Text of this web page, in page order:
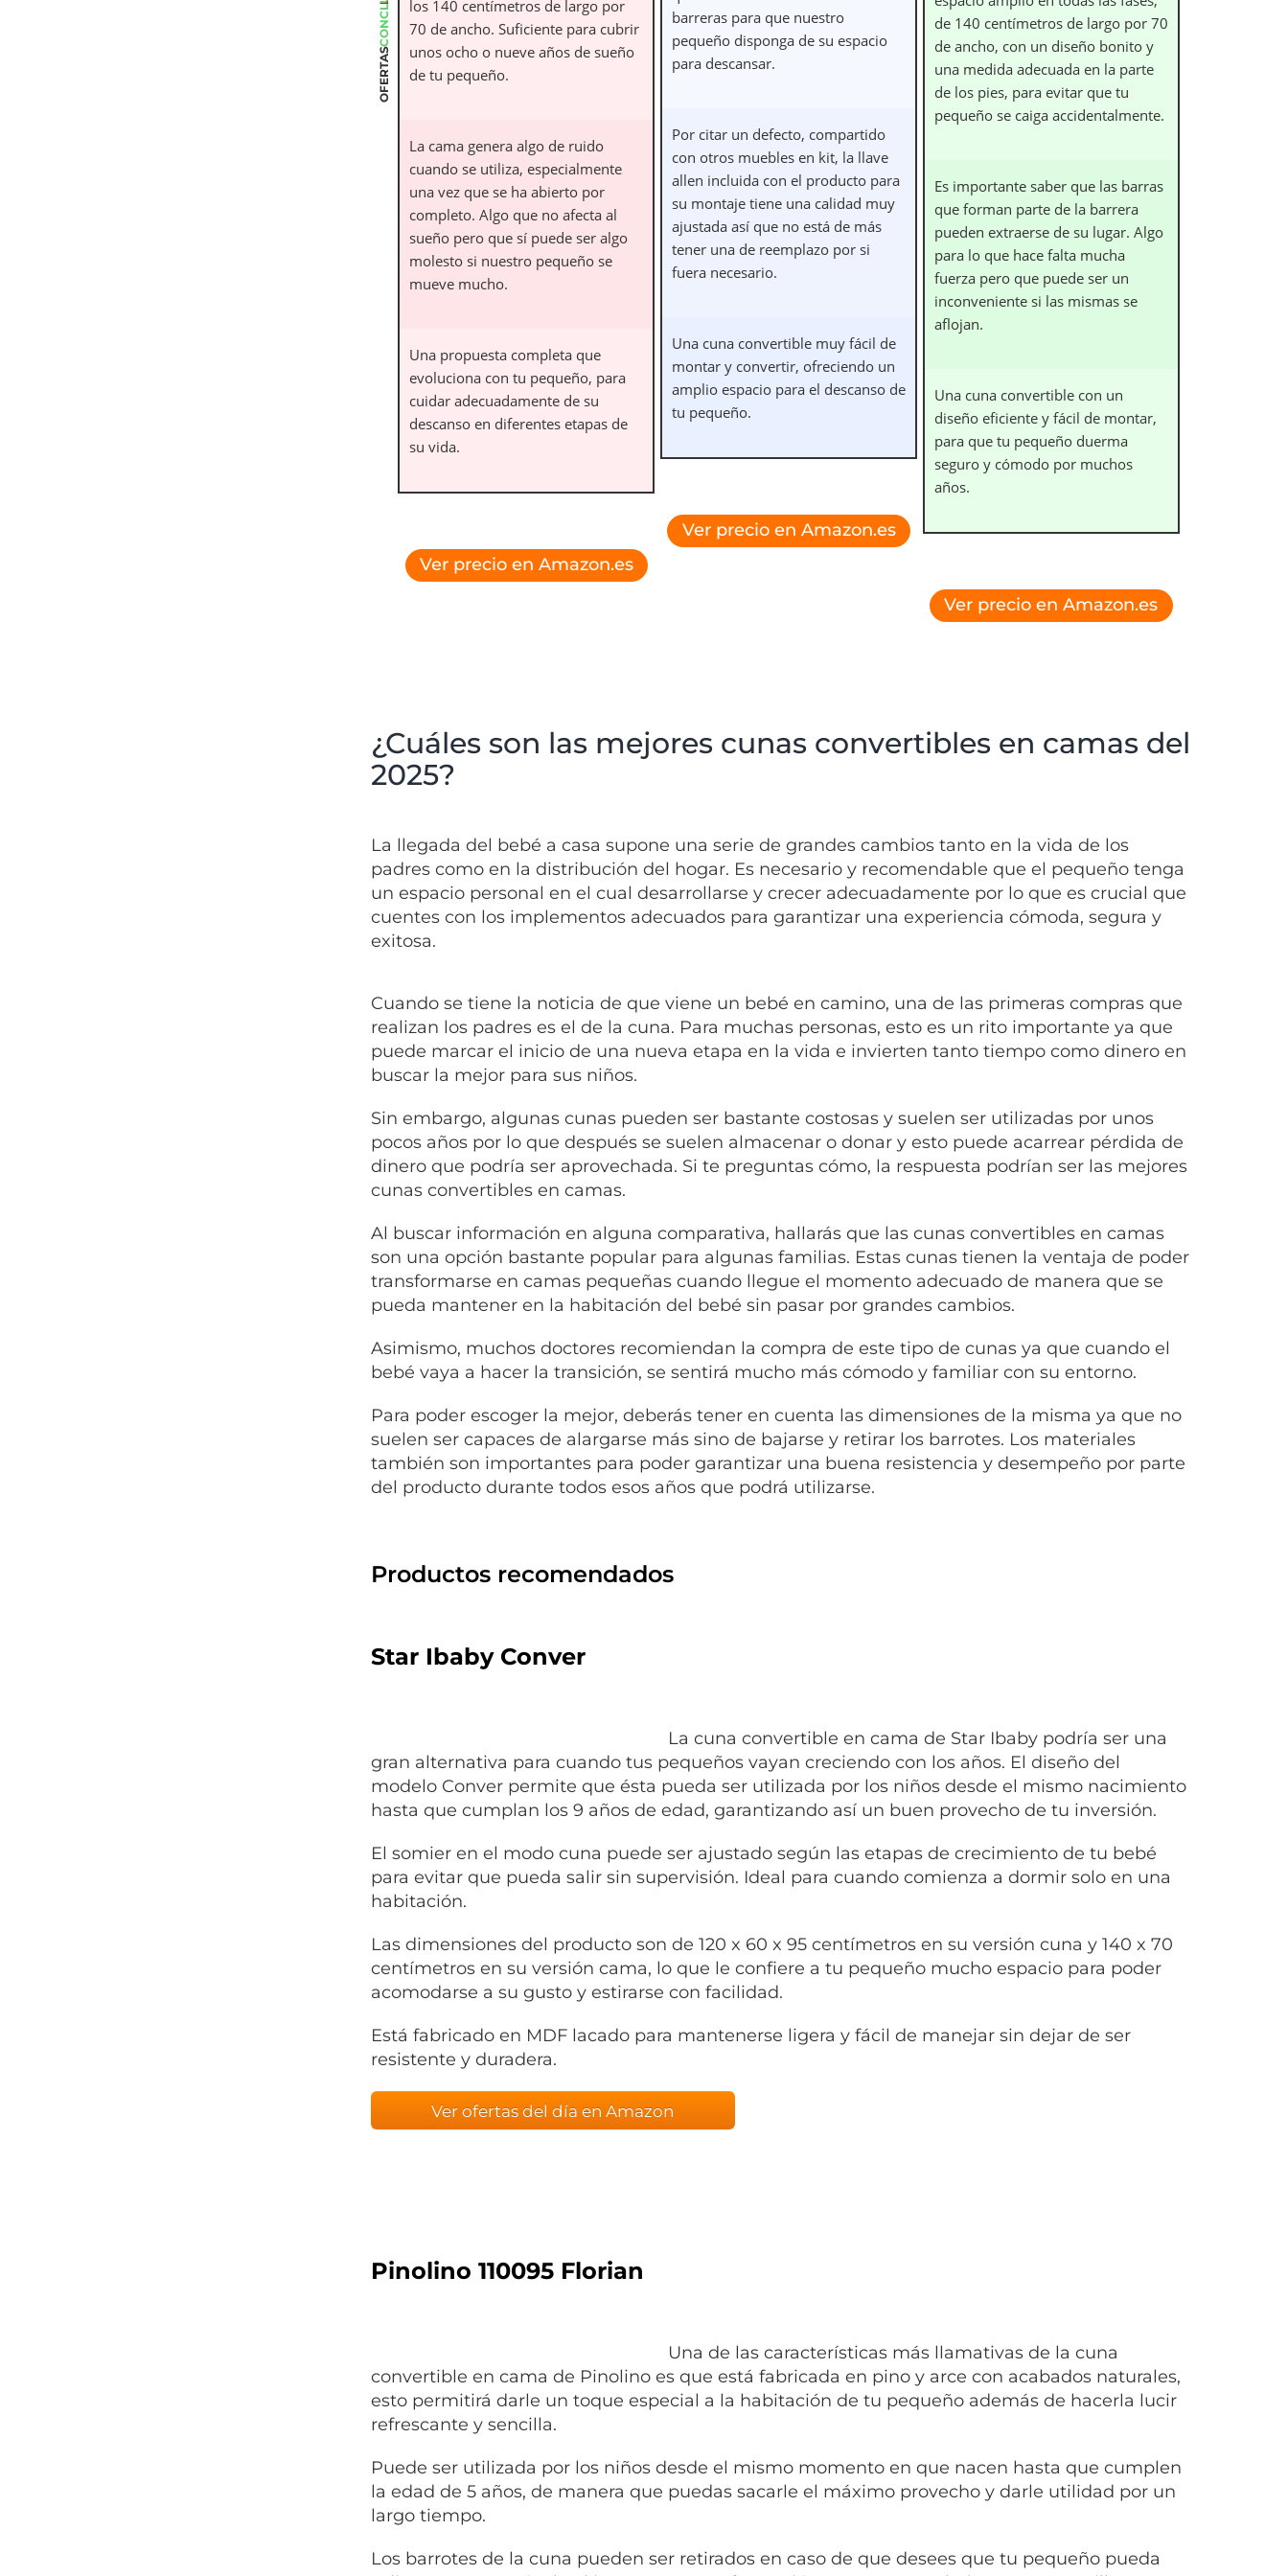
OFERTAS
los 140 centímetros de largo por
70 de ancho. Suficiente para cubrir
unos ocho o nueve años de sueño
de tu pequeño.
La cama genera algo de ruido
cuando se utiliza, especialmente
una vez que se ha abierto por
completo. Algo que no afecta al
sueño pero que sí puede ser algo
molesto si nuestro pequeño se
mueve mucho.
Una propuesta completa que
evoluciona con tu pequeño, para
cuidar adecuadamente de su
descanso en diferentes etapas de
su vida.
Ver precio en Amazon.es
barreras para que nuestro
pequeño disponga de su espacio
para descansar.
Por citar un defecto, compartido
con otros muebles en kit, la llave
allen incluida con el producto para
su montaje tiene una calidad muy
ajustada así que no está de más
tener una de reemplazo por si
fuera necesario.
Una cuna convertible muy fácil de
montar y convertir, ofreciendo un
amplio espacio para el descanso de
tu pequeño.
Ver precio en Amazon.es
de 140 centímetros de largo por 70
de ancho, con un diseño bonito y
una medida adecuada en la parte
de los pies, para evitar que tu
pequeño se caiga accidentalmente.
Es importante saber que las barras
que forman parte de la barrera
pueden extraerse de su lugar. Algo
para lo que hace falta mucha
fuerza pero que puede ser un
inconveniente si las mismas se
aflojan.
Una cuna convertible con un
diseño eficiente y fácil de montar,
para que tu pequeño duerma
seguro y cómodo por muchos
años.
Ver precio en Amazon.es
¿Cuáles son las mejores cunas convertibles en camas del
2025?
La llegada del bebé a casa supone una serie de grandes cambios tanto en la vida de los
padres como en la distribución del hogar. Es necesario y recomendable que el pequeño tenga
un espacio personal en el cual desarrollarse y crecer adecuadamente por lo que es crucial que
cuentes con los implementos adecuados para garantizar una experiencia cómoda, segura y
exitosa.
Cuando se tiene la noticia de que viene un bebé en camino, una de las primeras compras que
realizan los padres es el de la cuna. Para muchas personas, esto es un rito importante ya que
puede marcar el inicio de una nueva etapa en la vida e invierten tanto tiempo como dinero en
buscar la mejor para sus niños.
Sin embargo, algunas cunas pueden ser bastante costosas y suelen ser utilizadas por unos
pocos años por lo que después se suelen almacenar o donar y esto puede acarrear pérdida de
dinero que podría ser aprovechada. Si te preguntas cómo, la respuesta podrían ser las mejores
cunas convertibles en camas.
Al buscar información en alguna comparativa, hallarás que las cunas convertibles en camas
son una opción bastante popular para algunas familias. Estas cunas tienen la ventaja de poder
transformarse en camas pequeñas cuando llegue el momento adecuado de manera que se
pueda mantener en la habitación del bebé sin pasar por grandes cambios.
Asimismo, muchos doctores recomiendan la compra de este tipo de cunas ya que cuando el
bebé vaya a hacer la transición, se sentirá mucho más cómodo y familiar con su entorno.
Para poder escoger la mejor, deberás tener en cuenta las dimensiones de la misma ya que no
suelen ser capaces de alargarse más sino de bajarse y retirar los barrotes. Los materiales
también son importantes para poder garantizar una buena resistencia y desempeño por parte
del producto durante todos esos años que podrá utilizarse.
Productos recomendados
Star Ibaby Conver
La cuna convertible en cama de Star Ibaby podría ser una
gran alternativa para cuando tus pequeños vayan creciendo con los años. El diseño del
modelo Conver permite que ésta pueda ser utilizada por los niños desde el mismo nacimiento
hasta que cumplan los 9 años de edad, garantizando así un buen provecho de tu inversión.
El somier en el modo cuna puede ser ajustado según las etapas de crecimiento de tu bebé
para evitar que pueda salir sin supervisión. Ideal para cuando comienza a dormir solo en una
habitación.
Las dimensiones del producto son de 120 x 60 x 95 centímetros en su versión cuna y 140 x 70
centímetros en su versión cama, lo que le confiere a tu pequeño mucho espacio para poder
acomodarse a su gusto y estirarse con facilidad.
Está fabricado en MDF lacado para mantenerse ligera y fácil de manejar sin dejar de ser
resistente y duradera.
Ver ofertas del día en Amazon
Pinolino 110095 Florian
Una de las características más llamativas de la cuna
convertible en cama de Pinolino es que está fabricada en pino y arce con acabados naturales,
esto permitirá darle un toque especial a la habitación de tu pequeño además de hacerla lucir
refrescante y sencilla.
Puede ser utilizada por los niños desde el mismo momento en que nacen hasta que cumplen
la edad de 5 años, de manera que puedas sacarle el máximo provecho y darle utilidad por un
largo tiempo.
Los barrotes de la cuna pueden ser retirados en caso de que desees que tu pequeño pueda